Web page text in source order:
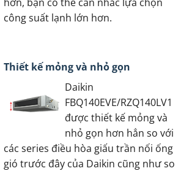
công suất lạnh lớn hơn.
Thiết kế mỏng và nhỏ gọn
Daikin
FBQ140EVE/RZQ140LV1
được thiết kế mỏng và
nhỏ gọn hơn hẳn so với
các series điều hòa giấu trần nối ống
gió trước đây của Daikin cũng như so